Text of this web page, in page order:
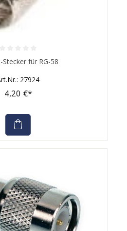
von 0 von 5 Sternen
Stecker für RG-58
27924
4,20 €*